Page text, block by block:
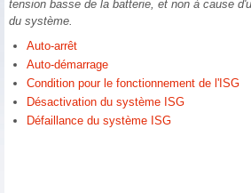
tension basse de la batterie, et non à cause
du système.
Auto-arrêt
Auto-démarrage
Condition pour le fonctionnement de l'ISG
Désactivation du système ISG
Défaillance du système ISG